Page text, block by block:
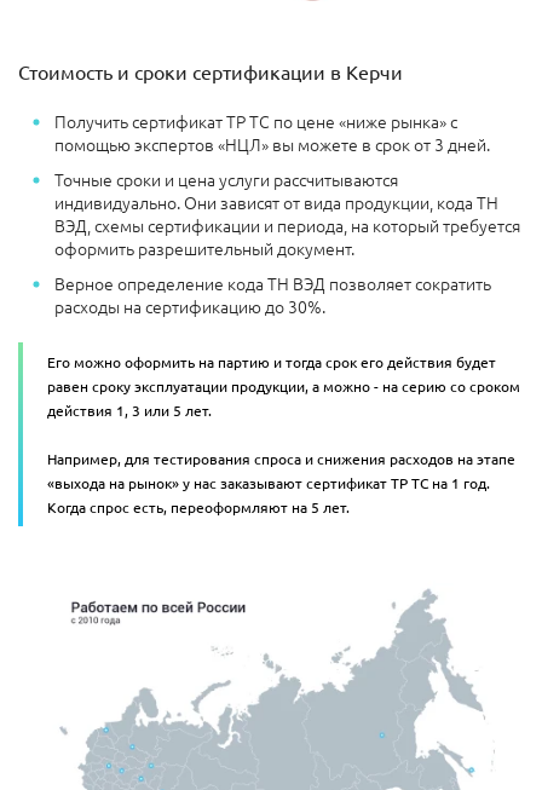
Стоимость и сроки сертификации в Керчи
Получить сертификат ТР ТС по цене «ниже рынка» с
помощью экспертов «НЦЛ» вы можете в срок от 3 дней.
Точные сроки и цена услуги рассчитываются
индивидуально. Они зависят от вида продукции, кода ТН
ВЭД, схемы сертификации и периода, на который требуется
оформить разрешительный документ.
Верное определение кода ТН ВЭД позволяет сократить
расходы на сертификацию до 30%.
Его можно оформить на партию и тогда срок его действия будет
равен сроку эксплуатации продукции, а можно - на серию со сроком
действия 1, 3 или 5 лет.
Например, для тестирования спроса и снижения расходов на этапе
«выхода на рынок» у нас заказывают сертификат ТР ТС на 1 год.
Когда спрос есть, переоформляют на 5 лет.